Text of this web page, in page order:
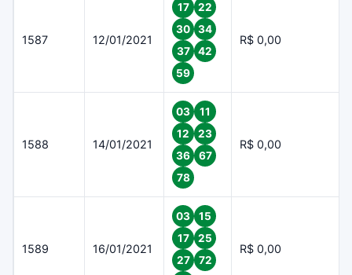
1587 12/01/2021
17
22
30
34
37
42
59
R$ 0,00
1588 14/01/2021
03
11
12
23
36
67
78
R$ 0,00
1589 16/01/2021
03
15
17
25
27
72
R$ 0,00